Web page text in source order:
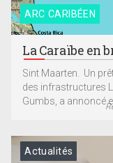
ARC CARIBÉEN
La Caraïbe en
Sint Maarten. Un
des infrastructures
Gumbs, a annoncé
Actualités